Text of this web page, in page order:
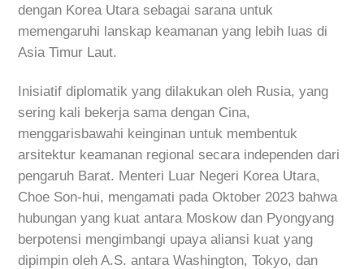
dengan Korea Utara sebagai sarana untuk
memengaruhi lanskap keamanan yang lebih luas di
Asia Timur Laut.
Inisiatif diplomatik yang dilakukan oleh Rusia, yang
sering kali bekerja sama dengan Cina,
menggarisbawahi keinginan untuk membentuk
arsitektur keamanan regional secara independen dari
pengaruh Barat. Menteri Luar Negeri Korea Utara,
Choe Son-hui, mengamati pada Oktober 2023 bahwa
hubungan yang kuat antara Moskow dan Pyongyang
berpotensi mengimbangi upaya aliansi kuat yang
dipimpin oleh A.S. antara Washington, Tokyo, dan